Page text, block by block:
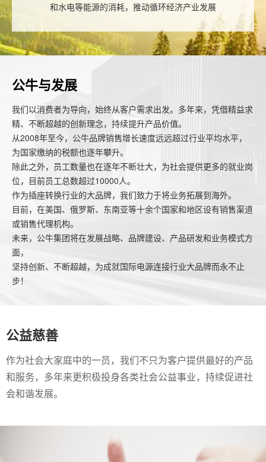
和水电等能源的消耗，推动循环经济产业发展
公牛与发展
我们以消费者为导向，始终从客户需求出发。多年来，凭借精益求
精、不断超越的创新理念，持续提升产品价值。
从2008年至今，公牛品牌销售增长速度远远超过行业平均水平，
为国家缴纳的税额也逐年攀升。
除此之外，员工数量也在逐年不断壮大，为社会提供更多的就业岗
位，目前员工总数超过10000人。
作为插座转换行业的大品牌，我们致力于将业务拓展到海外。
目前，在美国、俄罗斯、东南亚等十余个国家和地区设有销售渠道
或销售代理机构。
未来，公牛集团将在发展战略、品牌建设、产品研发和业务模式方
面，
坚持创新、不断超越，为成就国际电源连接行业大品牌而永不止
步！
公益慈善
作为社会大家庭中的一员，我们不只为客户提供最好的产品
和服务，多年来更积极投身各类社会公益事业，持续促进社
会和谐发展。